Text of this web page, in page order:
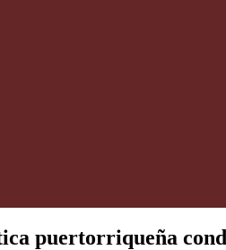
puertorriqueña